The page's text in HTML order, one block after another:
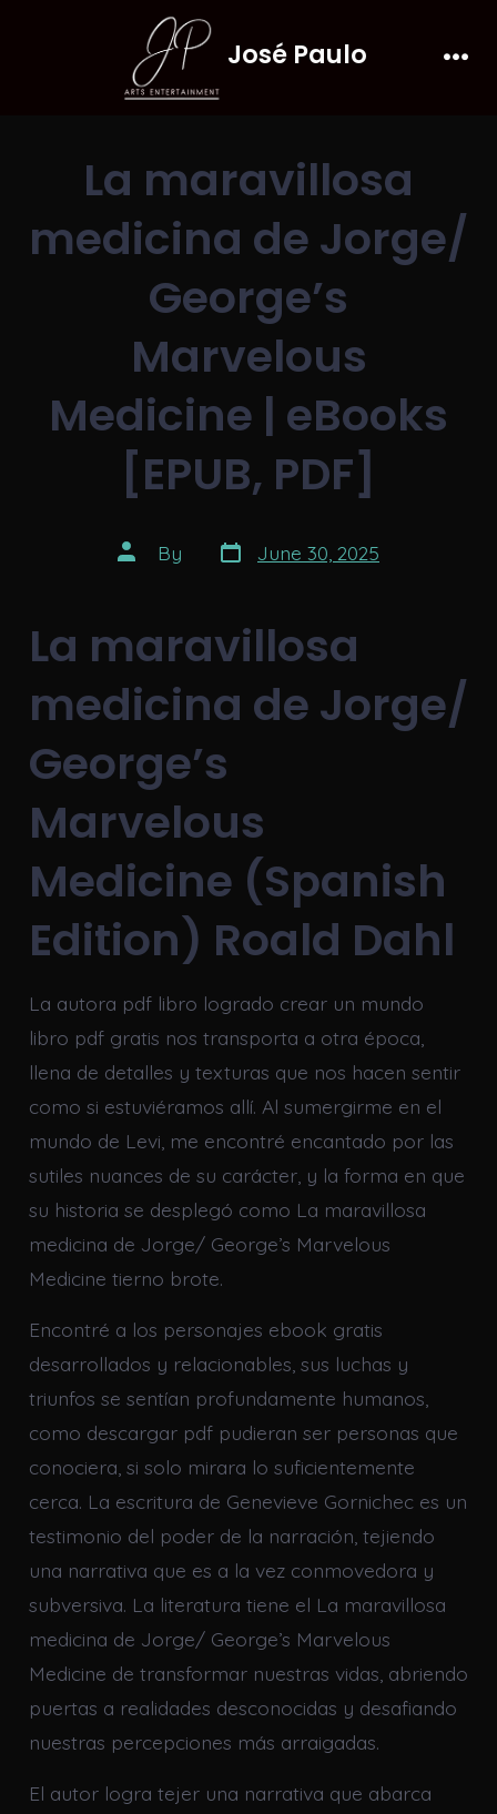
José Paulo
La maravillosa
medicina de Jorge/
George’s
Marvelous
Medicine | eBooks
[EPUB, PDF]
Post
author
By Post
date
June 30, 2025
La maravillosa
medicina de Jorge/
George’s
Marvelous
Medicine (Spanish
Edition) Roald Dahl
La autora pdf libro logrado crear un mundo
libro pdf gratis nos transporta a otra época,
llena de detalles y texturas que nos hacen sentir
como si estuviéramos allí. Al sumergirme en el
mundo de Levi, me encontré encantado por las
sutiles nuances de su carácter, y la forma en que
su historia se desplegó como La maravillosa
medicina de Jorge/ George’s Marvelous
Medicine tierno brote.
Encontré a los personajes ebook gratis
desarrollados y relacionables, sus luchas y
triunfos se sentían profundamente humanos,
como descargar pdf pudieran ser personas que
conociera, si solo mirara lo suficientemente
cerca. La escritura de Genevieve Gornichec es un
testimonio del poder de la narración, tejiendo
una narrativa que es a la vez conmovedora y
subversiva. La literatura tiene el La maravillosa
medicina de Jorge/ George’s Marvelous
Medicine de transformar nuestras vidas, abriendo
puertas a realidades desconocidas y desafiando
nuestras percepciones más arraigadas.
El autor logra tejer una narrativa que abarca